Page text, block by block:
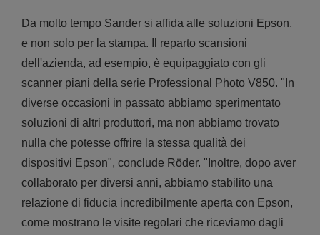
Da molto tempo Sander si affida alle soluzioni Epson,
e non solo per la stampa. Il reparto scansioni
dell'azienda, ad esempio, è equipaggiato con gli
scanner piani della serie Professional Photo V850. "In
diverse occasioni in passato abbiamo sperimentato
soluzioni di altri produttori, ma non abbiamo trovato
nulla che potesse offrire la stessa qualità dei
dispositivi Epson", conclude Röder. "Inoltre, dopo aver
collaborato per diversi anni, abbiamo stabilito una
relazione di fiducia incredibilmente aperta con Epson,
come mostrano le visite regolari che riceviamo dagli